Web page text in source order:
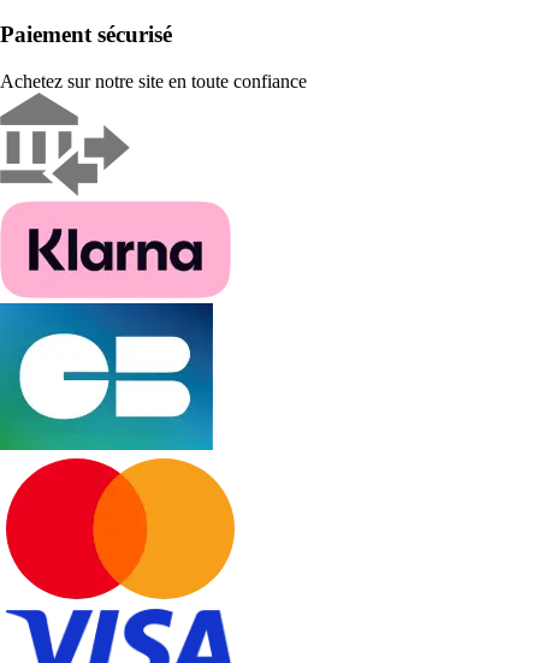
Paiement sécurisé
Achetez sur notre site en toute confiance